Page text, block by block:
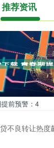
推荐资讯
前预警：4
不良转让热度